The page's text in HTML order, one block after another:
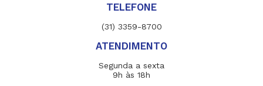
TELEFONE
(31) 3359-8700
ATENDIMENTO
Segunda a sexta
9h às 18h